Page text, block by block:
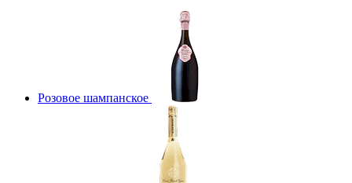
Розовое шампанское